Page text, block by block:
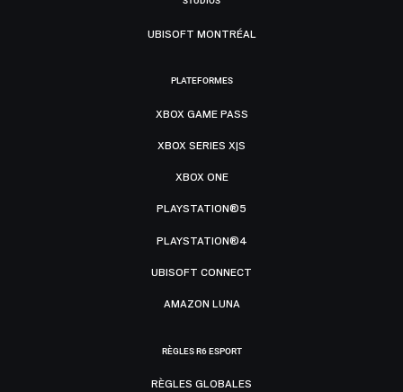
UBISOFT MONTRÉAL
PLATEFORMES
XBOX GAME PASS
XBOX SERIES X|S
XBOX ONE
PLAYSTATION®5
PLAYSTATION®4
UBISOFT CONNECT
AMAZON LUNA
RÈGLES R6 ESPORT
RÈGLES GLOBALES